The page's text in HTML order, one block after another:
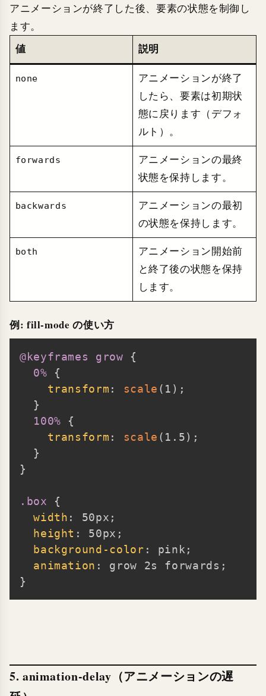
アニメーションが終了した後、要素の状態を制御し
ます。
値 説明
none
アニメーションが終了
したら、要素は初期状
態に戻ります（デフォ
ルト）。
forwards
アニメーションの最終
状態を保持します。
backwards
アニメーションの最初
の状態を保持します。
both
アニメーション開始前
と終了後の状態を保持
します。
例: fill-mode の使い方
@keyframes grow
{
0%
{
transform : scale ( 1 ) ;
}
100%
{
transform : scale ( 1.5) ;
}
}
.box
{
width : 50px ;
height : 50px ;
background-color : pink;
animation : grow 2s forwards ;
}
5. animation-delay（アニメーションの遅